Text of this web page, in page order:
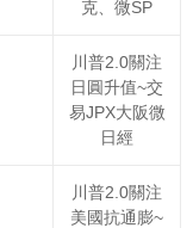
克、微SP
川普2.0關注
日圓升值~交
易JPX大阪微
日經
川普2.0關注
美國抗通膨~